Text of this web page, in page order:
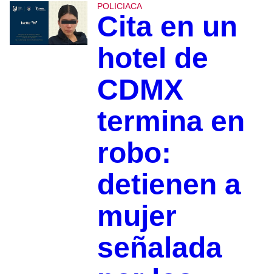
POLICIACA
Cita en un
hotel de
CDMX
termina en
robo:
detienen a
mujer
señalada